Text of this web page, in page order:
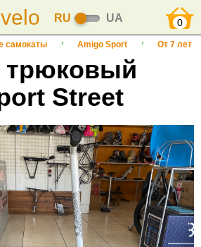
RU UA 0
самокаты Amigo Sport От 7 лет
трюковый
Street